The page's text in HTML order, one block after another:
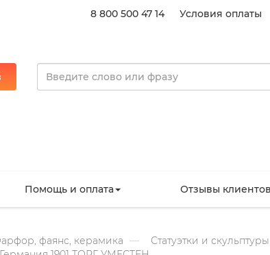
8 800 500 47 14 Условия оплаты
Помощь и оплата Отзывы клиентов
фаянс, керамика
Статуэтки и скульптуры